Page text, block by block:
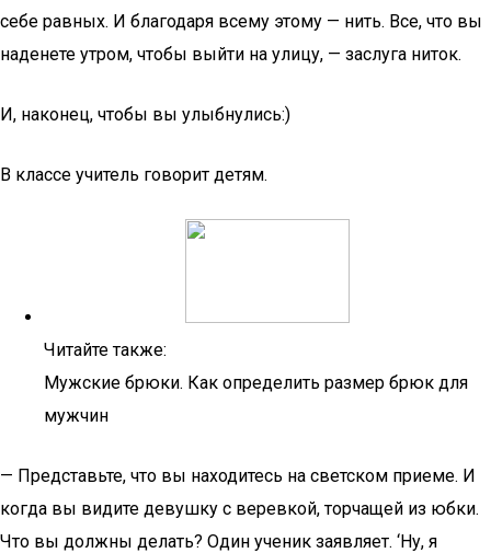
себе равных. И благодаря всему этому — нить. Все, что вы
наденете утром, чтобы выйти на улицу, — заслуга ниток.
И, наконец, чтобы вы улыбнулись:)
В классе учитель говорит детям.
Читайте также:
Мужские брюки. Как определить размер брюк для
мужчин
— Представьте, что вы находитесь на светском приеме. И
когда вы видите девушку с веревкой, торчащей из юбки.
Что вы должны делать? Один ученик заявляет. ‘Ну, я